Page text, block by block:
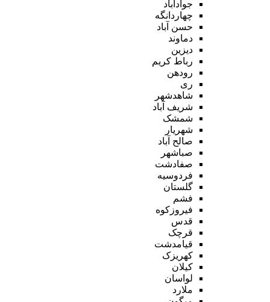
جوادآباد
چهاردانگه
حسن آباد
دماوند
دیزین
رباط کریم
رودهن
ری
شاهدشهر
شریف آباد
شمشک
شهریار
صالح آباد
صباشهر
صفادشت
فردوسیه
گلستان
فشم
فیروزکوه
قدس
قرچک
قیامدشت
کهریزک
کیلان
لواسان
ملارد